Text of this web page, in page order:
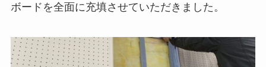
ボードを全面に充填させていただきました。